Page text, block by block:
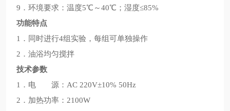
9．环境要求：温度5℃～40℃；湿度≤85%
功能特点
1．同时进行4组实验，每组可单独操作
2．油浴均匀搅拌
技术参数
1．电 源：AC 220V±10% 50Hz
2．加热功率：2100W